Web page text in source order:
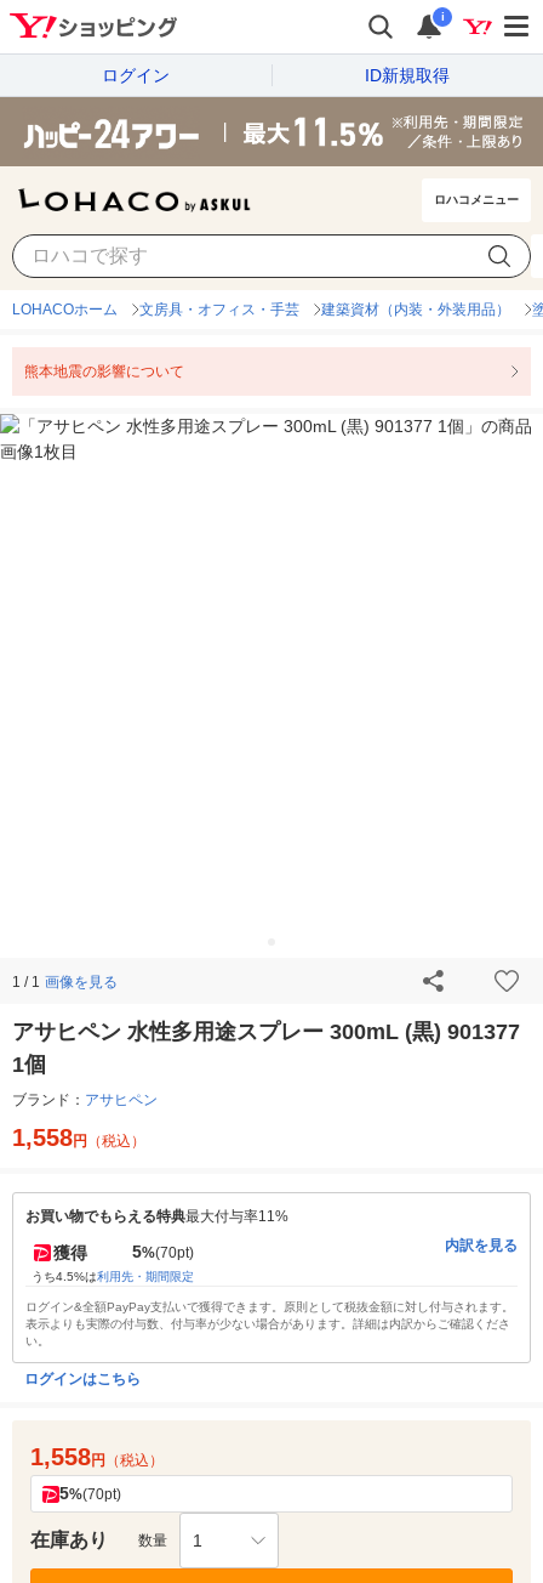
i
ログイン ID新規取得
ロハコメニュー
LOHACOホーム 文房具・オフィス・手芸 建築資材（内装・外装用品）
熊本地震の影響について
1 / 1 画像を見る
アサヒペン 水性多用途スプレー 300mL (黒) 901377
1個
ブランド： アサヒペン
1,558円 （税込）
お買い物でもらえる特典最大付与率11%
獲得 5%(70pt)
うち4.5%は利用先・期間限定
内訳を見る
ログイン&全額PayPay支払いで獲得できます。原則として税抜金額に対し付与されます。
表示よりも実際の付与数、付与率が少ない場合があります。詳細は内訳からご確認くださ
い。
ログインはこちら
1,558円 （税込）
5%(70pt)
在庫あり 数量 1